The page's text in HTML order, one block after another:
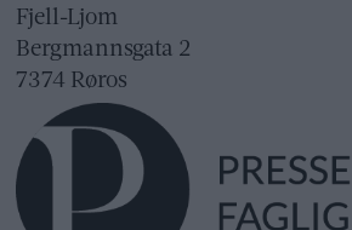
Fjell-Ljom
Bergmannsgata 2
7374 Røros